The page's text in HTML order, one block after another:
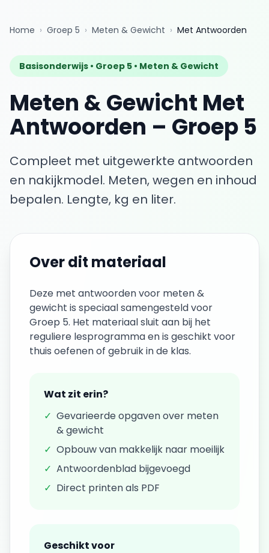
Home › Groep 5 › Meten & Gewicht › Met Antwoorden
Basisonderwijs • Groep 5 • Meten & Gewicht
Meten & Gewicht Met
Antwoorden – Groep 5
Compleet met uitgewerkte antwoorden
en nakijkmodel. Meten, wegen en inhoud
bepalen. Lengte, kg en liter.
Over dit materiaal
Deze met antwoordenvoor meten &
gewicht is speciaal samengesteld voor
Groep 5. Het materiaal sluit aan bij het
reguliere lesprogramma en is geschikt voor
thuis oefenen of gebruik in de klas.
Wat zit erin?
✓ Gevarieerde opgaven over meten
& gewicht
✓ Opbouw van makkelijk naar moeilijk
✓ Antwoordenblad bijgevoegd
✓ Direct printen als PDF
Geschikt voor